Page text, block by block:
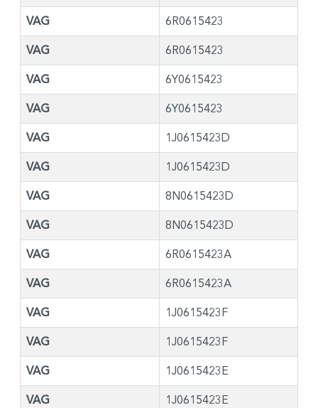
VAG 6R0615423
VAG 6R0615423
VAG 6Y0615423
VAG 6Y0615423
VAG 1J0615423D
VAG 1J0615423D
VAG 8N0615423D
VAG 8N0615423D
VAG 6R0615423A
VAG 6R0615423A
VAG 1J0615423F
VAG 1J0615423F
VAG 1J0615423E
VAG 1J0615423E